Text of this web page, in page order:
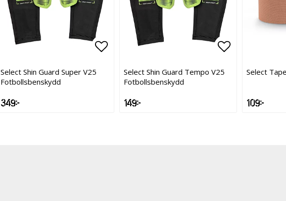
Lägg till i favoritlistan
Select Shin Guard Super V25
Fotbollsbenskydd
349 kr
Lägg till i
Select Shin Guard Tempo V25
Fotbollsbenskydd
149 kr
Select
109 kr